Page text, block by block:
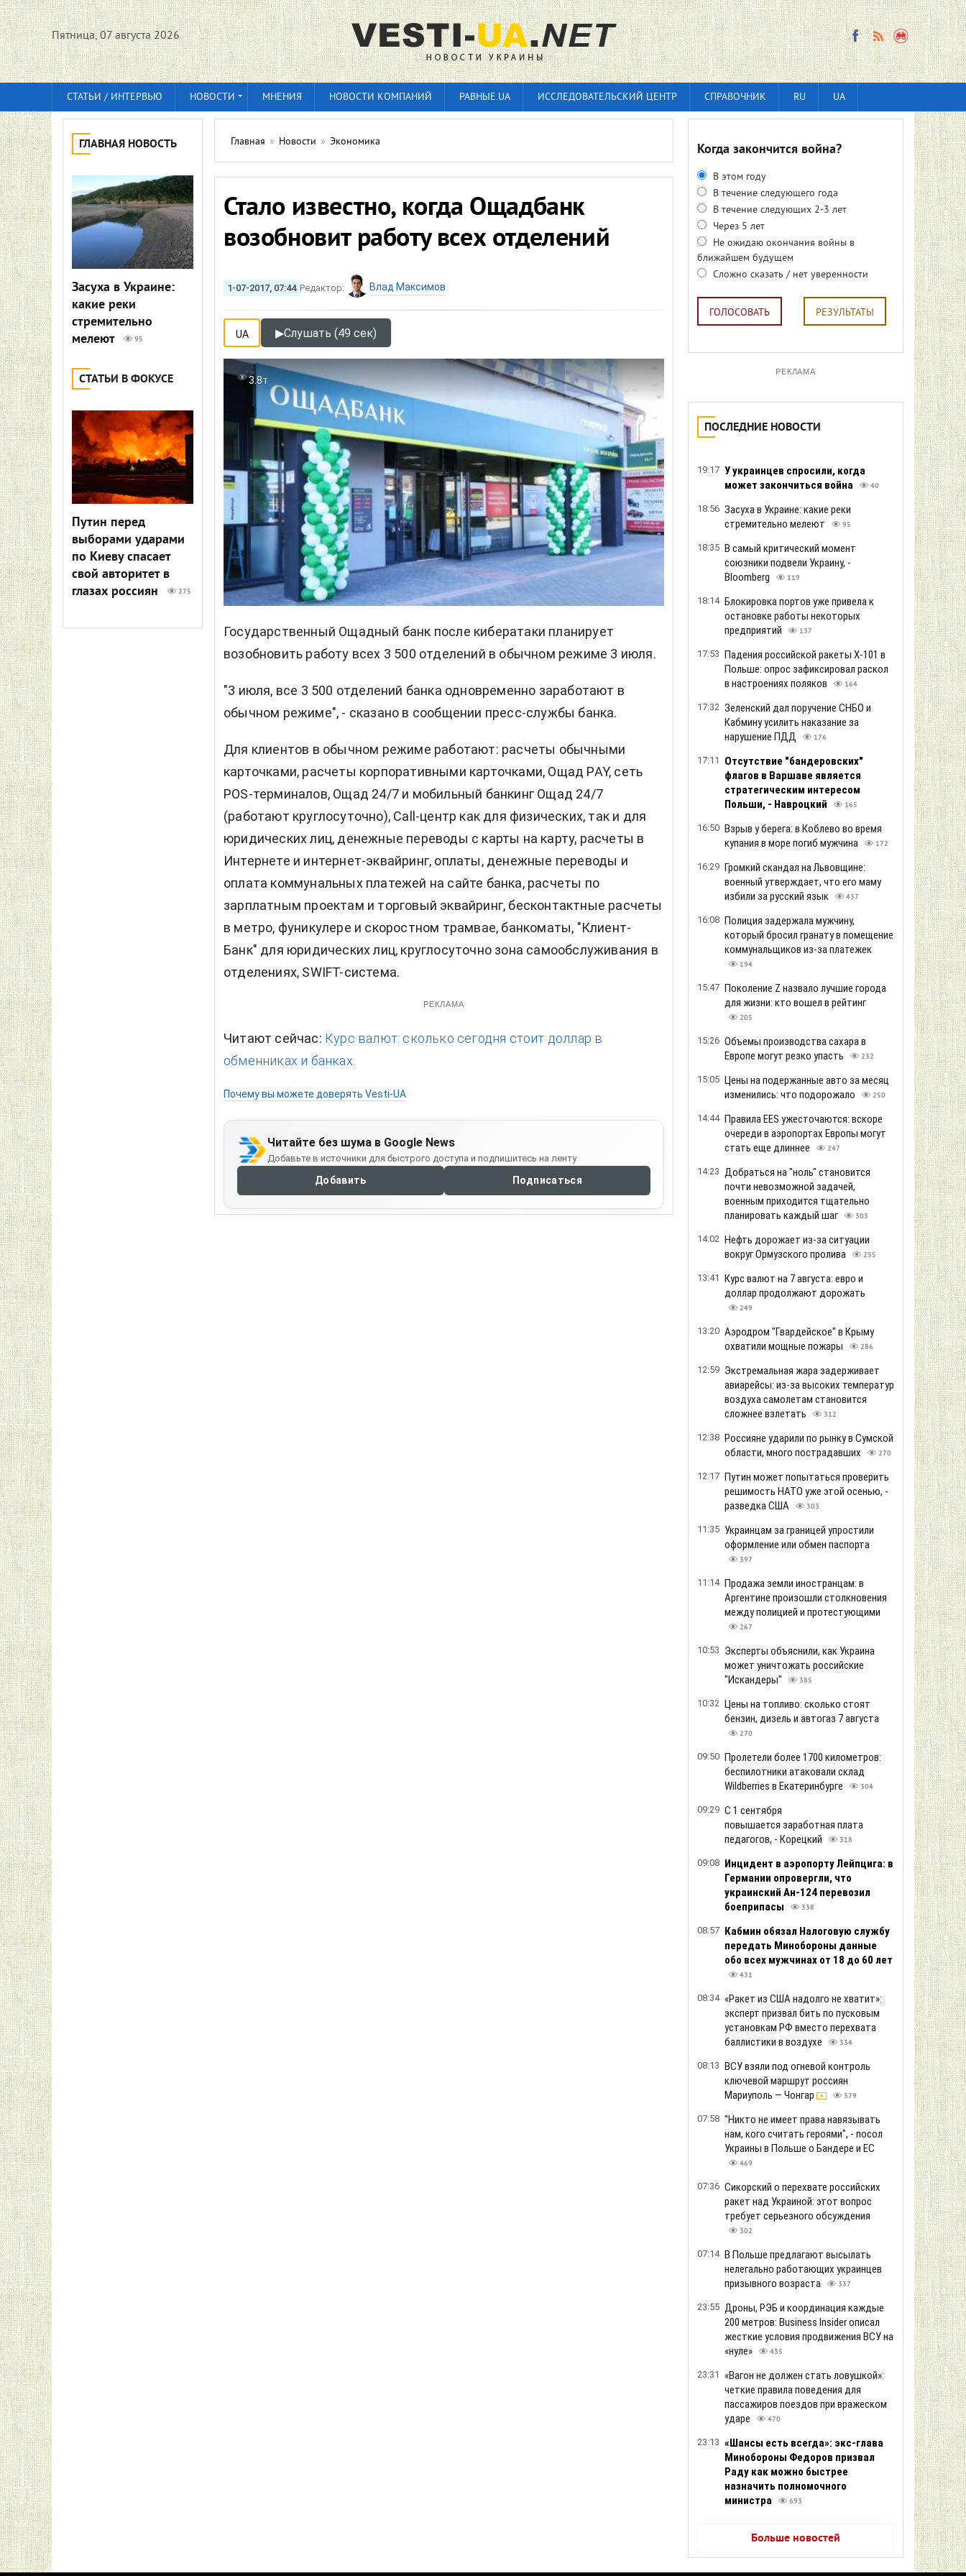
Пятница, 07 августа 2026
СТАТЬИ / ИНТЕРВЬЮ НОВОСТИ МНЕНИЯ НОВОСТИ КОМПАНИЙ РАВНЫЕ.UA ИССЛЕДОВАТЕЛЬСКИЙ ЦЕНТР СПРАВОЧНИК RU UA
ГЛАВНАЯ НОВОСТЬ
Засуха в Украине:
какие реки
стремительно
мелеют
95
СТАТЬИ В ФОКУСЕ
Путин перед
выборами ударами
по Киеву спасает
свой авторитет в
глазах россиян
275
Главная » Новости » Экономика
Стало известно, когда Ощадбанк
возобновит работу всех отделений
1-07-2017, 07:44 Редактор: Влад Максимов
UA ▶Слушать (49 сек)
3.8т
Государственный Ощадный банк после кибератаки планирует
возобновить работу всех 3 500 отделений в обычном режиме 3 июля.
"3 июля, все 3 500 отделений банка одновременно заработают в
обычном режиме", - сказано в сообщении пресс-службы банка.
Для клиентов в обычном режиме работают: расчеты обычными
карточками, расчеты корпоративными карточками, Ощад PAY, сеть
POS-терминалов, Ощад 24/7 и мобильный банкинг Ощад 24/7
(работают круглосуточно), Call-центр как для физических, так и для
юридических лиц, денежные переводы с карты на карту, расчеты в
Интернете и интернет-эквайринг, оплаты, денежные переводы и
оплата коммунальных платежей на сайте банка, расчеты по
зарплатным проектам и торговый эквайринг, бесконтактные расчеты
в метро, фуникулере и скоростном трамвае, банкоматы, "Клиент-
Банк" для юридических лиц, круглосуточно зона самообслуживания в
отделениях, SWIFT-система.
РЕКЛАМА
Читают сейчас: Курс валют: сколько сегодня стоит доллар в
обменниках и банках.
Почему вы можете доверять Vesti-UA
Читайте без шума в Google News
Добавьте в источники для быстрого доступа и подпишитесь на ленту
Добавить Подписаться
Когда закончится война?
В этом году
В течение следующего года
В течение следующих 2-3 лет
Через 5 лет
Не ожидаю окончания войны в
ближайшем будущем
Сложно сказать / нет уверенности
ГОЛОСОВАТЬ РЕЗУЛЬТАТЫ
РЕКЛАМА
ПОСЛЕДНИЕ НОВОСТИ
19:17 У украинцев спросили, когда
может закончиться война
40
18:56 Засуха в Украине: какие реки
стремительно мелеют
95
18:35 В самый критический момент
союзники подвели Украину, -
Bloomberg
119
18:14 Блокировка портов уже привела к
остановке работы некоторых
предприятий
137
17:53 Падения российской ракеты Х-101 в
Польше: опрос зафиксировал раскол
в настроениях поляков
164
17:32 Зеленский дал поручение СНБО и
Кабмину усилить наказание за
нарушение ПДД
176
17:11
Отсутствие "бандеровских"
флагов в Варшаве является
стратегическим интересом
Польши, - Навроцкий
165
16:50 Взрыв у берега: в Коблево во время
купания в море погиб мужчина
172
16:29 Громкий скандал на Львовщине:
военный утверждает, что его маму
избили за русский язык
437
16:08 Полиция задержала мужчину,
который бросил гранату в помещение
коммунальщиков из-за платежек
194
15:47 Поколение Z назвало лучшие города
для жизни: кто вошел в рейтинг
205
15:26 Объемы производства сахара в
Европе могут резко упасть
232
15:05 Цены на подержанные авто за месяц
изменились: что подорожало
250
14:44 Правила EES ужесточаются: вскоре
очереди в аэропортах Европы могут
стать еще длиннее
247
14:23 Добраться на "ноль" становится
почти невозможной задачей,
военным приходится тщательно
планировать каждый шаг
303
14:02 Нефть дорожает из-за ситуации
вокруг Ормузского пролива
255
13:41 Курс валют на 7 августа: евро и
доллар продолжают дорожать
249
13:20 Аэродром "Гвардейское" в Крыму
охватили мощные пожары
286
12:59 Экстремальная жара задерживает
авиарейсы: из-за высоких температур
воздуха самолетам становится
сложнее взлетать
312
12:38 Россияне ударили по рынку в Сумской
области, много пострадавших
270
12:17 Путин может попытаться проверить
решимость НАТО уже этой осенью, -
разведка США
303
11:35 Украинцам за границей упростили
оформление или обмен паспорта
397
11:14 Продажа земли иностранцам: в
Аргентине произошли столкновения
между полицией и протестующими
267
10:53 Эксперты объяснили, как Украина
может уничтожать российские
"Искандеры"
385
10:32 Цены на топливо: сколько стоят
бензин, дизель и автогаз 7 августа
270
09:50 Пролетели более 1700 километров:
беспилотники атаковали склад
Wildberries в Екатеринбурге
304
09:29 С 1 сентября
повышается заработная плата
педагогов, - Корецкий
318
09:08 Инцидент в аэропорту Лейпцига: в
Германии опровергли, что
украинский Ан-124 перевозил
боеприпасы
338
08:57 Кабмин обязал Налоговую службу
передать Минобороны данные
обо всех мужчинах от 18 до 60 лет
431
08:34 «Ракет из США надолго не хватит»:
эксперт призвал бить по пусковым
установкам РФ вместо перехвата
баллистики в воздухе
334
08:13 ВСУ взяли под огневой контроль
ключевой маршрут россиян
Мариуполь — Чонгар
379
07:58 "Никто не имеет права навязывать
нам, кого считать героями", - посол
Украины в Польше о Бандере и ЕС
469
07:36 Сикорский о перехвате российских
ракет над Украиной: этот вопрос
требует серьезного обсуждения
302
07:14 В Польше предлагают высылать
нелегально работающих украинцев
призывного возраста
337
23:55 Дроны, РЭБ и координация каждые
200 метров: Business Insider описал
жесткие условия продвижения ВСУ на
«нуле»
435
23:31
«Вагон не должен стать ловушкой»:
четкие правила поведения для
пассажиров поездов при вражеском
ударе
470
23:13 «Шансы есть всегда»: экс-глава
Минобороны Федоров призвал
Раду как можно быстрее
назначить полномочного
министра
693
Больше новостей